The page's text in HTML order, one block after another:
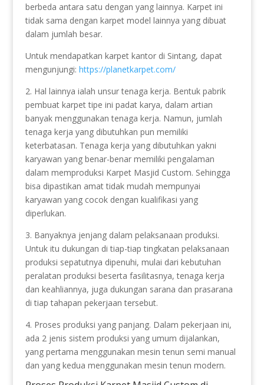
berbeda antara satu dengan yang lainnya. Karpet ini
tidak sama dengan karpet model lainnya yang dibuat
dalam jumlah besar.
Untuk mendapatkan karpet kantor di Sintang, dapat
mengunjungi: https://planetkarpet.com/
2. Hal lainnya ialah unsur tenaga kerja. Bentuk pabrik
pembuat karpet tipe ini padat karya, dalam artian
banyak menggunakan tenaga kerja. Namun, jumlah
tenaga kerja yang dibutuhkan pun memiliki
keterbatasan. Tenaga kerja yang dibutuhkan yakni
karyawan yang benar-benar memiliki pengalaman
dalam memproduksi Karpet Masjid Custom. Sehingga
bisa dipastikan amat tidak mudah mempunyai
karyawan yang cocok dengan kualifikasi yang
diperlukan.
3. Banyaknya jenjang dalam pelaksanaan produksi.
Untuk itu dukungan di tiap-tiap tingkatan pelaksanaan
produksi sepatutnya dipenuhi, mulai dari kebutuhan
peralatan produksi beserta fasilitasnya, tenaga kerja
dan keahliannya, juga dukungan sarana dan prasarana
di tiap tahapan pekerjaan tersebut.
4. Proses produksi yang panjang. Dalam pekerjaan ini,
ada 2 jenis sistem produksi yang umum dijalankan,
yang pertama menggunakan mesin tenun semi manual
dan yang kedua menggunakan mesin tenun modern.